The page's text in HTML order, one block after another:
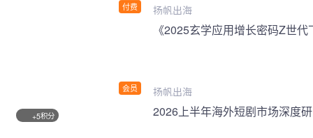
付费 扬帆出海
会员
《2025玄学应用增长密码Z世
扬帆出海
+5积分 2026上半年海外短剧市场深度